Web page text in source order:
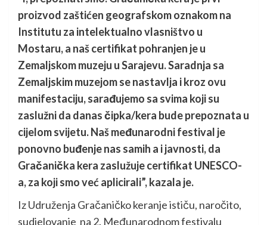
proizvod zaštićen geografskom oznakom na
Institutu za intelektualno vlasništvo u
Mostaru, a naš certifikat pohranjen je u
Zemaljskom muzeju u Sarajevu. Saradnja sa
Zemaljskim muzejom se nastavlja i kroz ovu
manifestaciju, sarađujemo sa svima koji su
zaslužni da danas čipka/kera bude prepoznata u
cijelom svijetu. Naš međunarodni festival je
ponovno buđenje nas samih a i javnosti, da
Gračanička kera zaslužuje certifikat UNESCO-
a, za koji smo već aplicirali”, kazala je.
Iz Udruženja Gračaničko keranje ističu, naročito,
sudjelovanje na 2. Međunarodnom festivalu